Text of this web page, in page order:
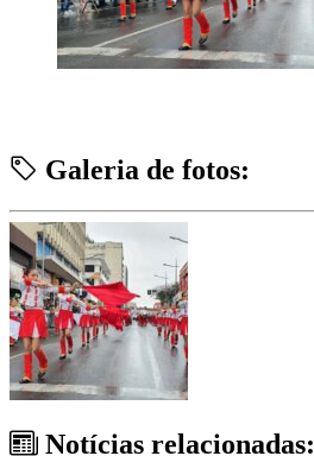
Galeria de fotos:
Notícias relacionadas: